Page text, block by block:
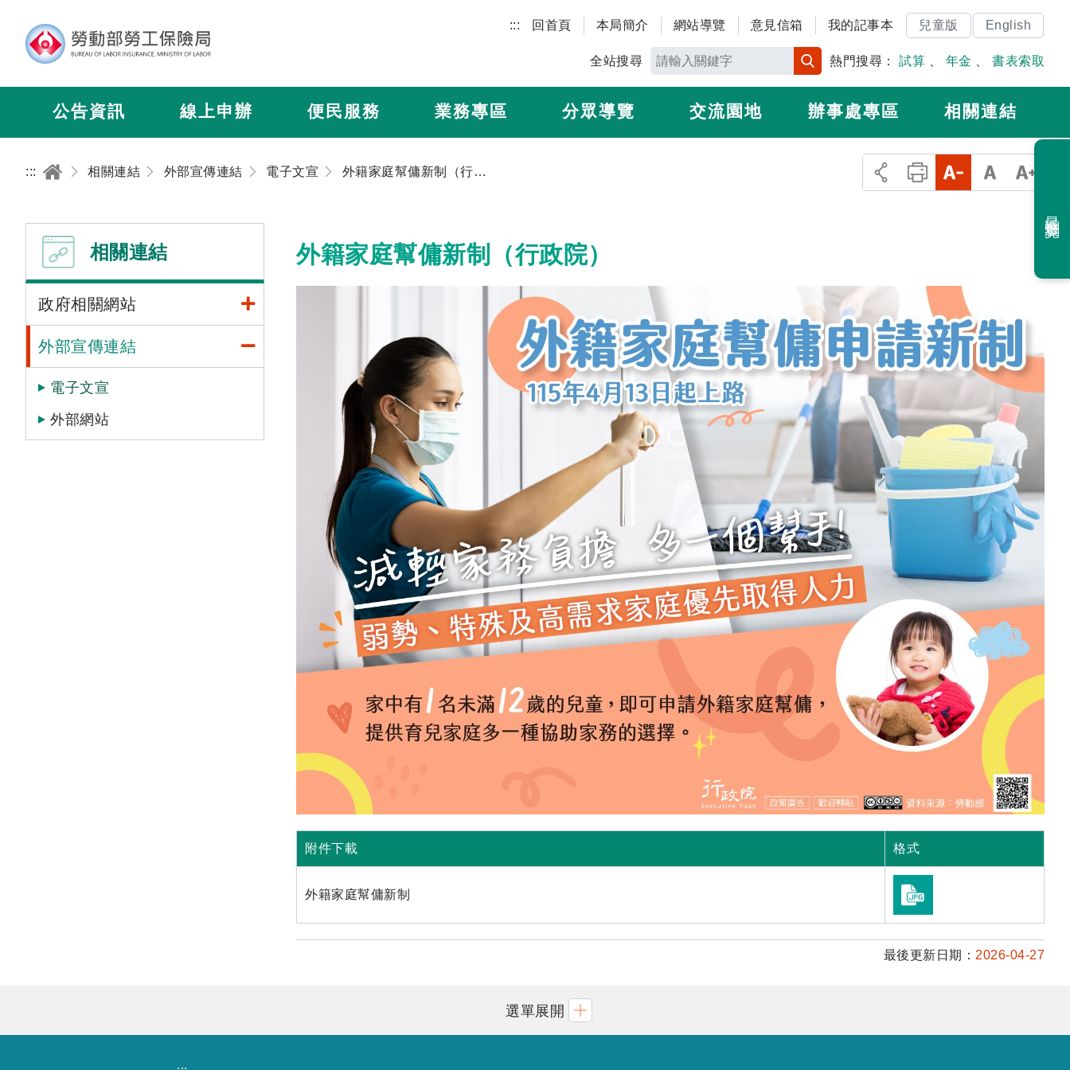
::: 回首頁 本局簡介 網站導覽 意見信箱 我的記事本 兒童版 English
全站搜尋 熱門搜尋： 試算 年金 書表索取
公告資訊 線上申辦 便民服務 業務專區 分眾導覽 交流園地 辦事處專區 相關連結
::: 相關連結 外部宣傳連結 電子文宣 外籍家庭幫傭新制（行政院）
相關連結
政府相關網站
外部宣傳連結
電子文宣
外部網站
外籍家庭幫傭新制（行政院）
附件下載 格式
外籍家庭幫傭新制
最後更新日期： 2026-04-27
選單展開